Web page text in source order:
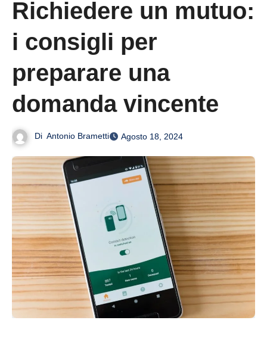
Richiedere un mutuo:
i consigli per
preparare una
domanda vincente
Di Antonio Brametti Agosto 18, 2024